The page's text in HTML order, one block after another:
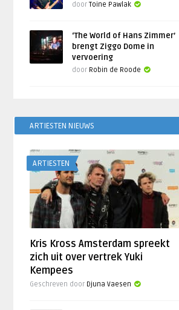
doorToine Pawlak
‘The World of Hans Zimmer’
brengt Ziggo Dome in
vervoering
door Robin de Roode
ARTIESTEN NIEUWS
ARTIESTEN
Kris Kross Amsterdam spreekt
zich uit over vertrek Yuki
Kempees
Geschreven door Djuna Vaesen